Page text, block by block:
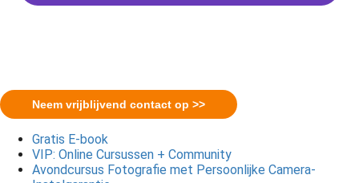
Neem vrijblijvend contact op >>
Gratis E-book
VIP: Online Cursussen + Community
Avondcursus Fotografie met Persoonlijke Camera-